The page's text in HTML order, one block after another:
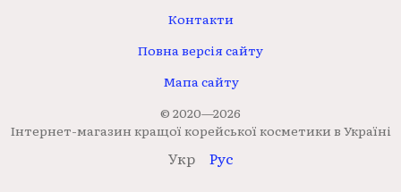
Контакти
Повна версія сайту
Мапа сайту
© 2020—2026
Інтернет-магазин кращої корейської косметики в Україні
Укр Рус